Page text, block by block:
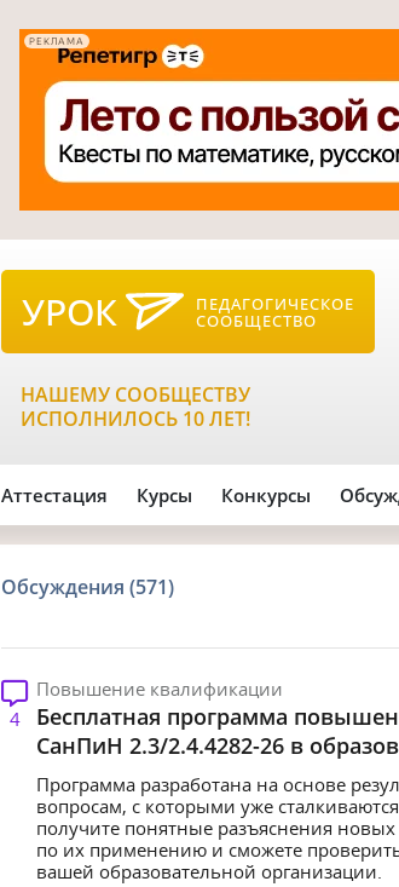
РЕКЛАМА
УРОК ПЕДАГОГИЧЕСКОЕ
СООБЩЕСТВО
НАШЕМУ СООБЩЕСТВУ
ИСПОЛНИЛОСЬ 10 ЛЕТ!
Аттестация Курсы Конкурсы
Обсуждения (571)
4
Повышение квалификации
Бесплатная программа
СанПиН 2.3/2.4.4282-26 в
Программа разработана на основе
вопросам, с которыми уже
получите понятные разъяснения
по их применению и сможете
вашей образовательной организации.